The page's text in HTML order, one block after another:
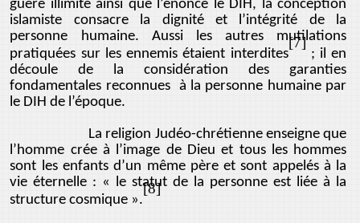
guère illimité ainsi que l’énonce le DIH, la conception
islamiste consacre la dignité et l’intégrité de la
personne humaine. Aussi les autres mutilations
pratiquées sur les ennemis étaient interdites
[7]
; il en
découle de la considération des garanties
fondamentales reconnues à la personne humaine par
le DIH de l’époque.
La religion Judéo-chrétienne enseigne que
l’homme crée à l’image de Dieu et tous les hommes
sont les enfants d’un même père et sont appelés à la
vie éternelle : « le statut de la personne est liée à la
structure cosmique ».
[8]